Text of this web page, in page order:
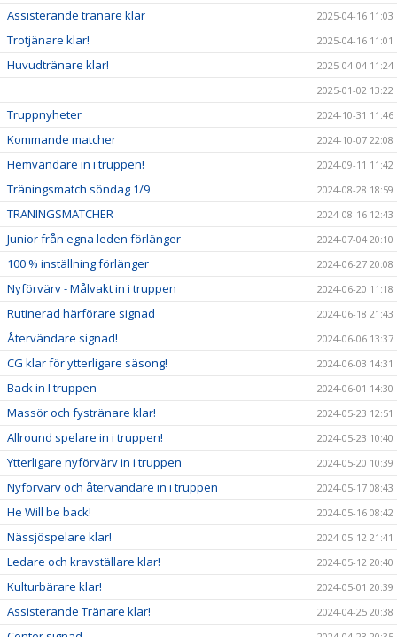
Assisterande tränare klar 2025-04-16 11:03
Trotjänare klar! 2025-04-16 11:01
Huvudtränare klar!
2025-04-04 11:24
2025-01-02 13:22
Truppnyheter 2024-10-31 11:46
Kommande matcher 2024-10-07 22:08
Hemvändare in i truppen! 2024-09-11 11:42
Träningsmatch söndag 1/9 2024-08-28 18:59
TRÄNINGSMATCHER 2024-08-16 12:43
Junior från egna leden förlänger 2024-07-04 20:10
100 % inställning förlänger 2024-06-27 20:08
Nyförvärv - Målvakt in i truppen 2024-06-20 11:18
Rutinerad härförare signad 2024-06-18 21:43
Återvändare signad! 2024-06-06 13:37
CG klar för ytterligare säsong! 2024-06-03 14:31
Back in I truppen 2024-06-01 14:30
Massör och fystränare klar! 2024-05-23 12:51
Allround spelare in i truppen! 2024-05-23 10:40
Ytterligare nyförvärv in i truppen 2024-05-20 10:39
Nyförvärv och återvändare in i truppen 2024-05-17 08:43
He Will be back! 2024-05-16 08:42
Nässjöspelare klar! 2024-05-12 21:41
Ledare och kravställare klar! 2024-05-12 20:40
Kulturbärare klar! 2024-05-01 20:39
Assisterande Tränare klar! 2024-04-25 20:38